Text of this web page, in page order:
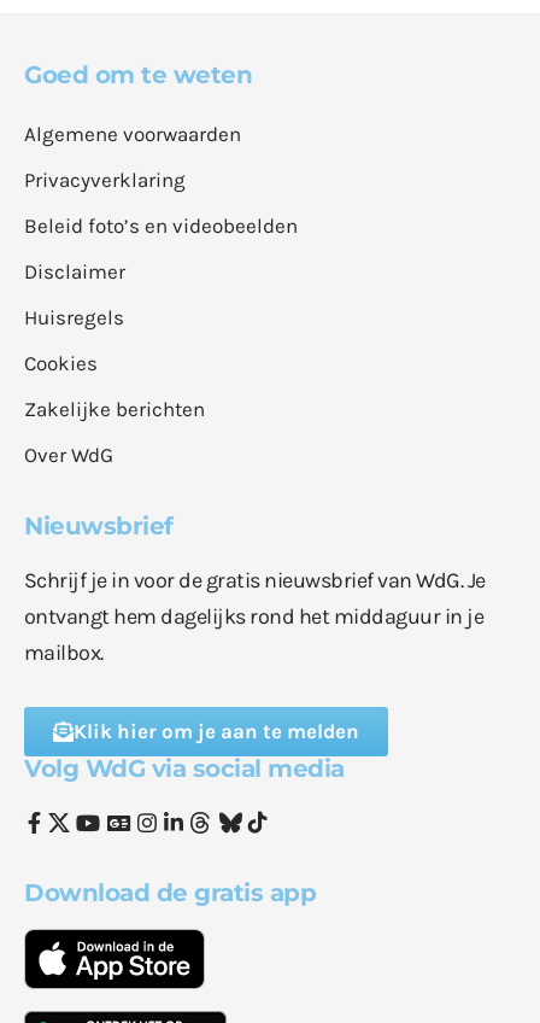
Goed om te weten
Algemene voorwaarden
Privacyverklaring
Beleid foto’s en videobeelden
Disclaimer
Huisregels
Cookies
Zakelijke berichten
Over WdG
Nieuwsbrief
Schrijf je in voor de gratis nieuwsbrief van WdG. Je
ontvangt hem dagelijks rond het middaguur in je
mailbox.
Klik hier om je aan te melden
Volg WdG via social media
Download de gratis app